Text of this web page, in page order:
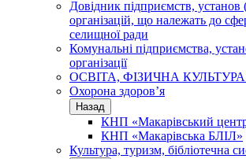
Довідник підприємств, установ
організацій, що належать до
селищної ради
Комунальні підприємства,
організації
ОСВІТА, ФІЗИЧНА
Охорона здоров’я
Назад
КНП «Макарівський
КНП «Макарівська БЛІЛ»
Культура, туризм, бібліотечна